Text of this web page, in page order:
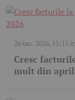
26 ian. 2026, 15:15
Cresc
mult din